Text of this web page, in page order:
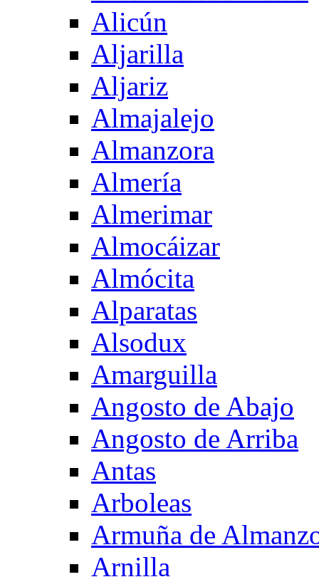
Alicún
Aljarilla
Aljariz
Almajalejo
Almanzora
Almería
Almerimar
Almocáizar
Almócita
Alparatas
Alsodux
Amarguilla
Angosto de Abajo
Angosto de Arriba
Antas
Arboleas
Armuña de
Arnilla